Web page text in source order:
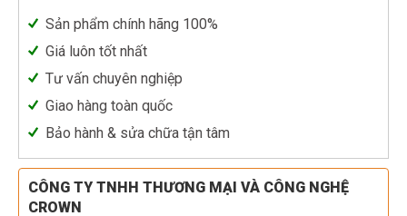
Sản phẩm chính hãng 100%
Giá luôn tốt nhất
Tư vấn chuyên nghiệp
Giao hàng toàn quốc
Bảo hành & sửa chữa tận tâm
CÔNG TY TNHH THƯƠNG MẠI VÀ CÔNG NGHỆ
CROWN